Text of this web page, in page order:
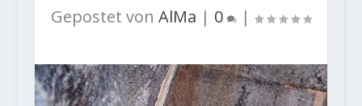
Gepostet von AlMa | 0 |